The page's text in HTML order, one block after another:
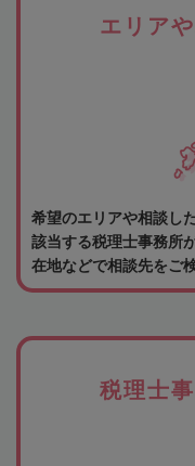
エリア
希望のエリアや相談し
該当する税理士事務所
在地などで相談先をご
税理士